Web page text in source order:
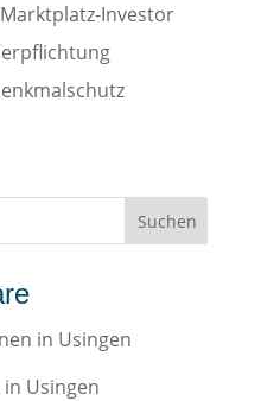
Investor
in Usingen
Usingen